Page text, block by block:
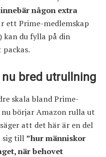
någon extra
ett Prime-medlemskap
kan du fylla på din
bred utrullning
skala bland Prime-
börjar Amazon rulla ut
att det här är en del
sig till ”hur människor
när behovet